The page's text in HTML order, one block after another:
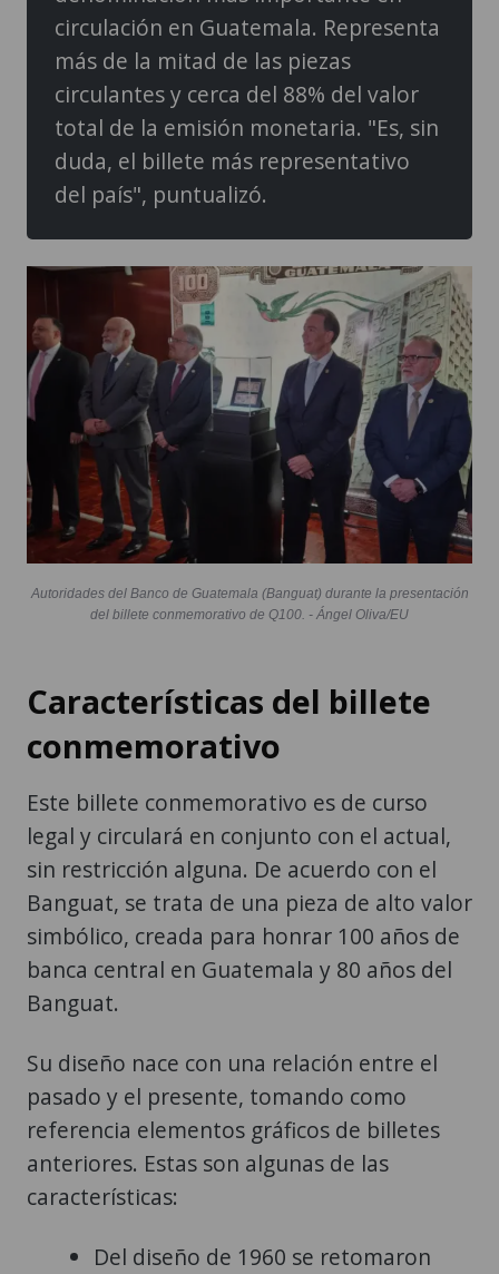
circulación en Guatemala. Representa
más de la mitad de las piezas
circulantes y cerca del 88% del valor
total de la emisión monetaria. "Es, sin
duda, el billete más representativo
del país", puntualizó.
Autoridades del Banco de Guatemala (Banguat) durante la presentación
del billete conmemorativo de Q100. - Ángel Oliva/EU
Características del billete
conmemorativo
Este billete conmemorativo es de curso
legal y circulará en conjunto con el actual,
sin restricción alguna. De acuerdo con el
Banguat, se trata de una pieza de alto valor
simbólico, creada para honrar 100 años de
banca central en Guatemala y 80 años del
Banguat.
Su diseño nace con una relación entre el
pasado y el presente, tomando como
referencia elementos gráficos de billetes
anteriores. Estas son algunas de las
características:
Del diseño de 1960 se retomaron